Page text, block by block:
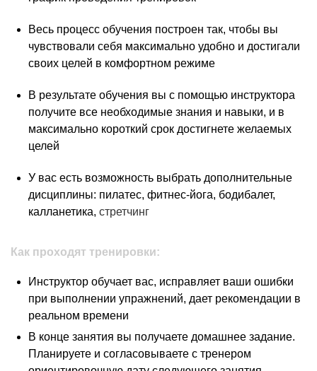
Весь процесс обучения построен так, чтобы вы
чувствовали себя максимально удобно и достигали
своих целей в комфортном режиме
В результате обучения вы с помощью инструктора
получите все необходимые знания и навыки, и в
максимально короткий срок достигнете желаемых
целей
У вас есть возможность выбрать дополнительные
дисциплины: пилатес, фитнес-йога, бодибалет,
калланетика, стретчинг
Как проходят тренировки:
Инструктор обучает вас, исправляет ваши ошибки
при выполнении упражнений, дает рекомендации в
реальном времени
В конце занятия вы получаете домашнее задание.
Планируете и согласовываете с тренером